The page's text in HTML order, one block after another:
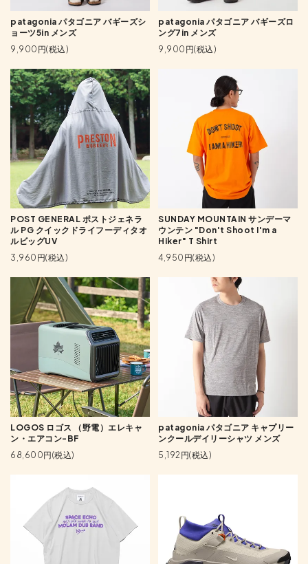
patagonia パタゴニア バギーズシ
ョーツ5in メンズ
9,900円(税込)
patagonia パタゴニア バギーズロ
ング7in メンズ
9,900円(税込)
POST GENERAL ポストジェネラ
ル PG クイックドライフーディタオ
ルビッグUV
3,960円(税込)
SUNDAY MOUNTAIN サンデーマ
ウンテン "Don't Shoot I'm a
Hiker" T Shirt
4,950円(税込)
LOGOS ロゴス （野電）エレキャ
ン・エアコン-BF
68,600円(税込)
patagonia パタゴニア キャプリー
ンクールデイリーシャツ メンズ
5,192円(税込)